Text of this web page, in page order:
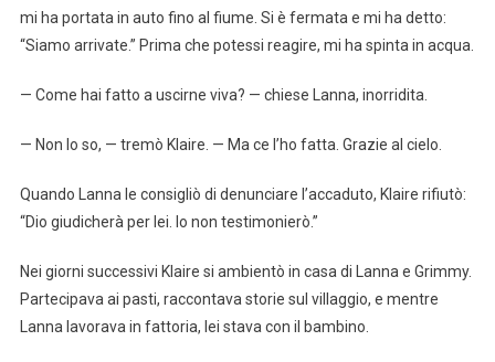
mi ha portata in auto fino al fiume. Si è fermata e mi ha detto:
“Siamo arrivate.” Prima che potessi reagire, mi ha spinta in acqua.
— Come hai fatto a uscirne viva? — chiese Lanna, inorridita.
— Non lo so, — tremò Klaire. — Ma ce l’ho fatta. Grazie al cielo.
Quando Lanna le consigliò di denunciare l’accaduto, Klaire rifiutò:
“Dio giudicherà per lei. Io non testimonierò.”
Nei giorni successivi Klaire si ambientò in casa di Lanna e Grimmy.
Partecipava ai pasti, raccontava storie sul villaggio, e mentre
Lanna lavorava in fattoria, lei stava con il bambino.